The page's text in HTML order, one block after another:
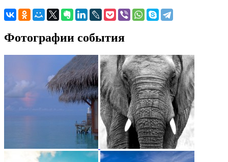
Фотографии события